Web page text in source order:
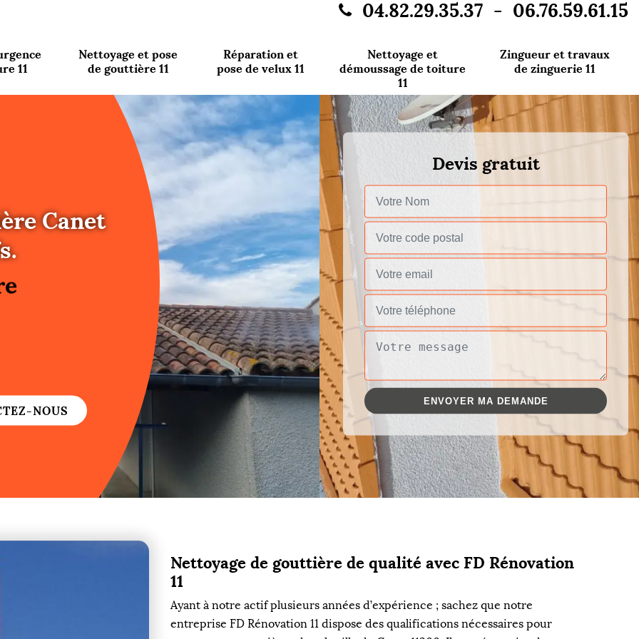
04.82.29.35.37 - 06.76.59.61.15
11
Nettoyage et pose
de gouttière 11
Réparation et
pose de velux 11
Nettoyage et
démoussage de toiture
11
Zingueur et travaux
de zinguerie 11
Canet
NOUS
Devis gratuit
Nettoyage de gouttière de qualité avec FD Rénovation
11
Ayant à notre actif plusieurs années d’expérience ; sachez que notre
entreprise FD Rénovation 11 dispose des qualifications nécessaires pour